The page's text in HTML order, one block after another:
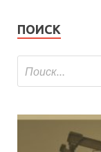
ПОИСК